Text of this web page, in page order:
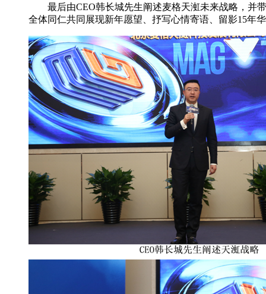
最后由CEO韩长城先生阐述麦格天渱未来战略，并
全体同仁共同展现新年愿望、抒写心情寄语、留影15年